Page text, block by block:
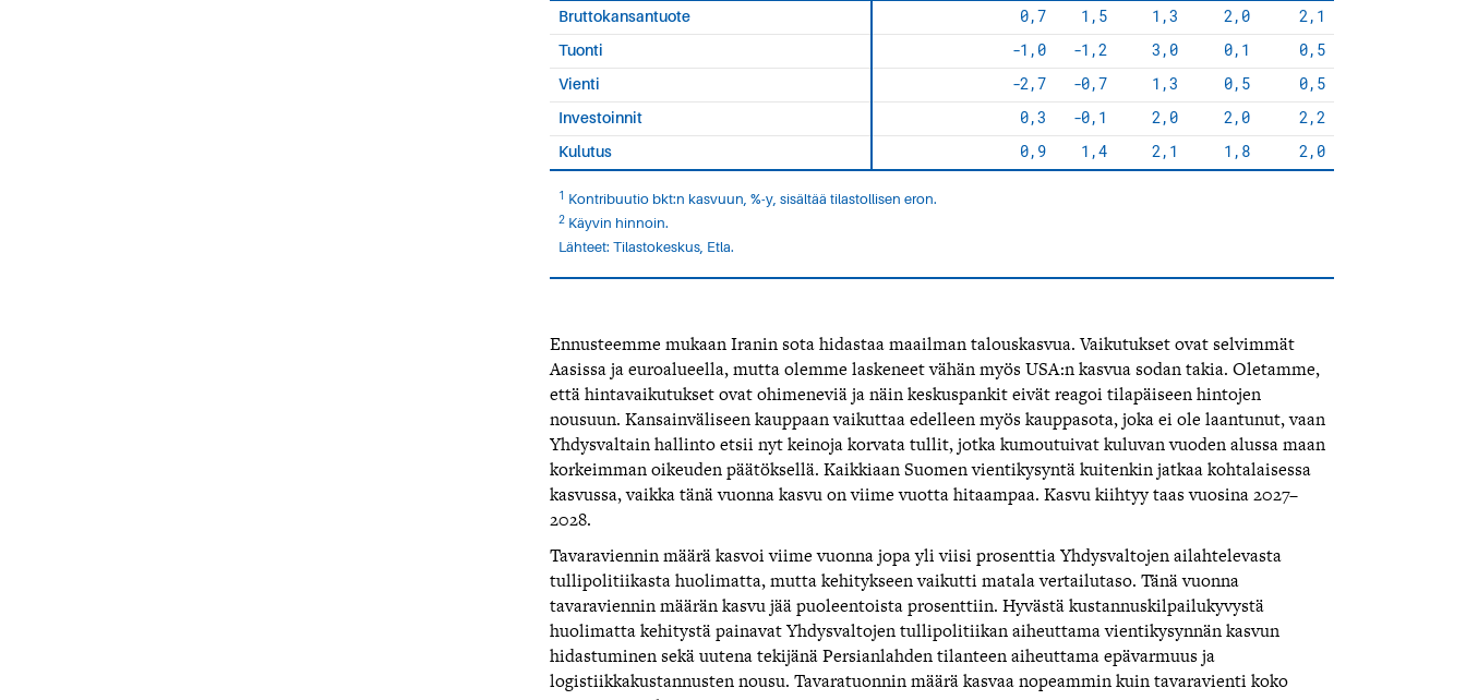
Bruttokansantuote 0,7 1,5 1,3 2,0 2,1
Tuonti -1,0 -1,2 3,0 0,1 0,5
Vienti -2,7 -0,7 1,3 0,5 0,5
Investoinnit 0,3 -0,1 2,0 2,0 2,2
Kulutus 0,9 1,4 2,1 1,8 2,0
1 Kontribuutio bkt:n kasvuun, %-y, sisältää tilastollisen eron.
2 Käyvin hinnoin.
Lähteet: Tilastokeskus, Etla.
Ennusteemme mukaan Iranin sota hidastaa maailman talouskasvua. Vaikutukset ovat selvimmät
Aasissa ja euroalueella, mutta olemme laskeneet vähän myös USA:n kasvua sodan takia. Oletamme,
että hintavaikutukset ovat ohimeneviä ja näin keskuspankit eivät reagoi tilapäiseen hintojen
nousuun. Kansainväliseen kauppaan vaikuttaa edelleen myös kauppasota, joka ei ole laantunut, vaan
Yhdysvaltain hallinto etsii nyt keinoja korvata tullit, jotka kumoutuivat kuluvan vuoden alussa maan
korkeimman oikeuden päätöksellä. Kaikkiaan Suomen vientikysyntä kuitenkin jatkaa kohtalaisessa
kasvussa, vaikka tänä vuonna kasvu on viime vuotta hitaampaa. Kasvu kiihtyy taas vuosina 2027–
2028.
Tavaraviennin määrä kasvoi viime vuonna jopa yli viisi prosenttia Yhdysvaltojen ailahtelevasta
tullipolitiikasta huolimatta, mutta kehitykseen vaikutti matala vertailutaso. Tänä vuonna
tavaraviennin määrän kasvu jää puoleentoista prosenttiin. Hyvästä kustannuskilpailukyvystä
huolimatta kehitystä painavat Yhdysvaltojen tullipolitiikan aiheuttama vientikysynnän kasvun
hidastuminen sekä uutena tekijänä Persianlahden tilanteen aiheuttama epävarmuus ja
logistiikkakustannusten nousu. Tavaratuonnin määrä kasvaa nopeammin kuin tavaravienti koko